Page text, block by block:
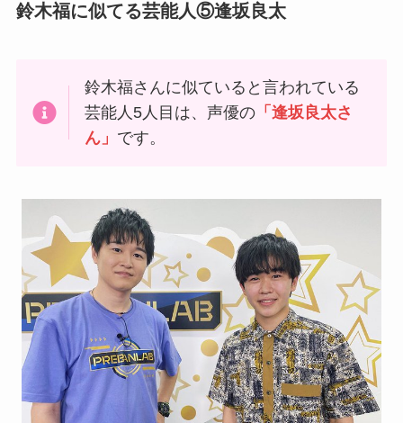
鈴木福に似てる芸能人⑤逢坂良太
鈴木福さんに似ていると言われている
芸能人5人目は、声優の 「逢坂良太さ
ん」 です。